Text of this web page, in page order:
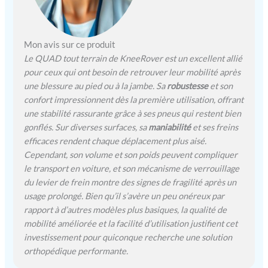
direction avancé à tirants,
fiable. Équipé d'un repose-
genoux entièrement
réglable et d'un guidon
avec un mécanisme de
pliage simple et de haute
qualité pour un transport
et un rangement faciles du
déambulateur de genou.
Les poignées sont en
nettoyer. Cadre léger mais
robuste avec une
résistance et une stabilité
sans précédent pour un
déambulateur de genou. Le
déambulateur de genou
Mon avis sur ce produit
Le QUAD tout terrain de KneeRover est un excellent allié
pour ceux qui ont besoin de retrouver leur mobilité après
une blessure au pied ou à la jambe. Sarobustesseet son
confort impressionnent dès la première utilisation, offrant
une stabilité rassurante grâce à ses pneus qui restent bien
gonflés. Sur diverses surfaces, samaniabilitéet ses freins
efficaces rendent chaque déplacement plus aisé.
Cependant, son volume et son poids peuvent compliquer
le transport en voiture, et son mécanisme de verrouillage
du levier de frein montre des signes de fragilité après un
usage prolongé. Bien qu’il s’avère un peu onéreux par
rapport à d’autres modèles plus basiques, la qualité de
mobilité améliorée et la facilité d’utilisation justifient cet
investissement pour quiconque recherche une solution
orthopédique performante.